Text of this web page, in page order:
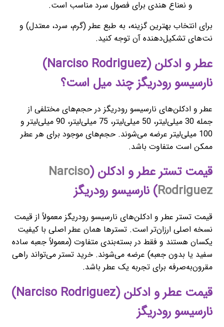
و نعناع هندی برای فصول سرد مناسب است.
برای انتخاب بهترین گزینه، به طبع عطر (گرم، سرد، معتدل) و
نت‌های تشکیل‌دهنده آن توجه کنید.
عطر و ادکلن (Narciso Rodriguez)
نارسیسو رودریگز چند میل است؟
عطر و ادکلن‌های نارسیسو رودریگز در حجم‌های مختلفی از
جمله 30 میلی‌لیتر، 50 میلی‌لیتر، 75 میلی‌لیتر، 90 میلی‌لیتر و
100 میلی‌لیتر عرضه می‌شوند. حجم‌های موجود برای هر عطر
ممکن است متفاوت باشد.
قیمت تستر عطر و ادکلن (Narciso
Rodriguez) نارسیسو رودریگز
قیمت تستر عطر و ادکلن‌های نارسیسو رودریگز معمولاً از قیمت
نسخه اصلی ارزان‌تر است. تسترها همان عطر اصلی با کیفیت
یکسان هستند و فقط در بسته‌بندی متفاوت (معمولاً جعبه ساده
سفید یا بدون جعبه) عرضه می‌شوند. خرید تستر می‌تواند راهی
مقرون‌به‌صرفه برای تجربه یک عطر باشد.
قیمت عطر و ادکلن (Narciso Rodriguez)
نارسیسو رودریگز